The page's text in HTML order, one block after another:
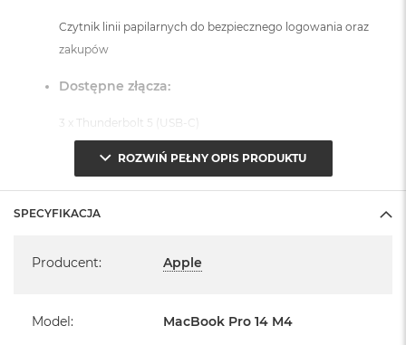
Czytnik linii papilarnych do bezpiecznego logowania oraz
zakupów
Dostępne złącza:
3 x Thunderbolt 5 (USB-C)
1 x Port HDMI
1 x Gniazdo na kartę SDXC
1 x Gniazdo słuchawkowe 3,5 mm
ROZWIŃ PEŁNY OPIS PRODUKTU
SPECYFIKACJA
Producent: Apple
Model: MacBook Pro 14 M4